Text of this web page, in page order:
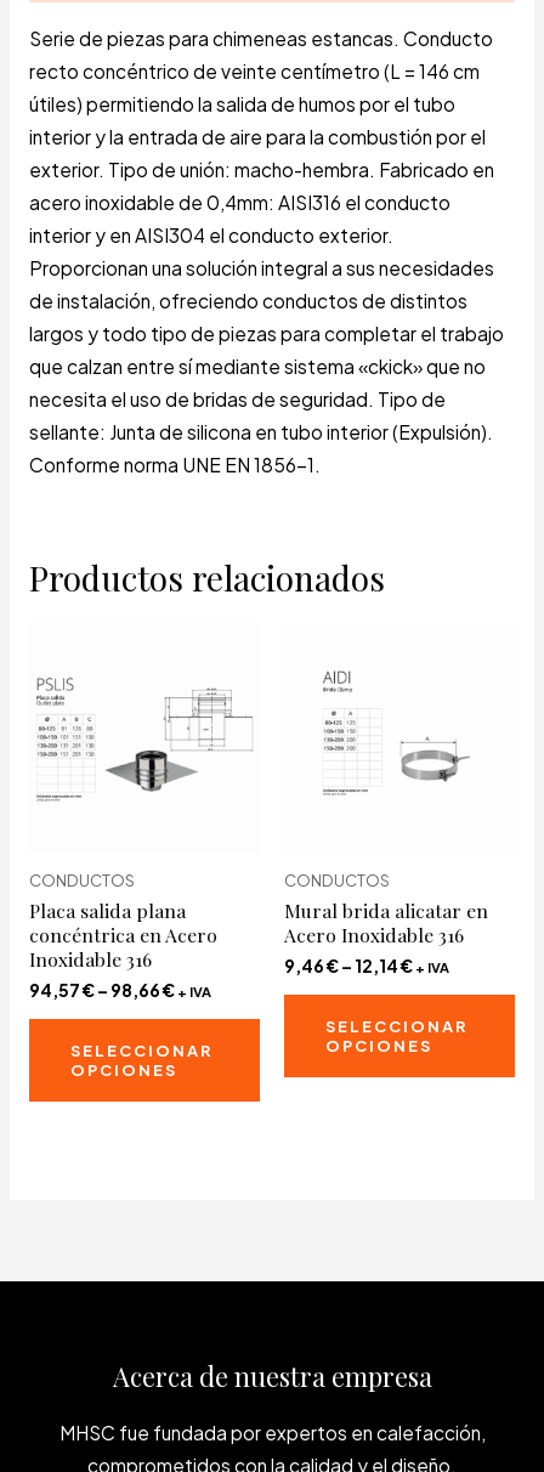
Serie de piezas para chimeneas estancas. Conducto
recto concéntrico de veinte centímetro (L = 146 cm
útiles) permitiendo la salida de humos por el tubo
interior y la entrada de aire para la combustión por el
exterior. Tipo de unión: macho-hembra. Fabricado en
acero inoxidable de 0,4mm: AISI316 el conducto
interior y en AISI304 el conducto exterior.
Proporcionan una solución integral a sus necesidades
de instalación, ofreciendo conductos de distintos
largos y todo tipo de piezas para completar el trabajo
que calzan entre sí mediante sistema «ckick» que no
necesita el uso de bridas de seguridad. Tipo de
sellante: Junta de silicona en tubo interior (Expulsión).
Conforme norma UNE EN 1856-1.
Productos relacionados
CONDUCTOS
Placa salida plana
concéntrica en Acero
Inoxidable 316
94,57€– 98,66€ + IVA
SELECCIONAR
OPCIONES
Este
producto
pueden
la
CONDUCTOS
Mural brida alicatar en
Acero Inoxidable 316
9,46€– 12,14€ + IVA
SELECCIONAR
OPCIONES
Acerca de nuestra empresa
MHSC fue fundada por expertos en calefacción,
comprometidos con la calidad y el diseño.